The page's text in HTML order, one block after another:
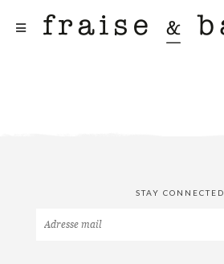
STAY CONNECTED